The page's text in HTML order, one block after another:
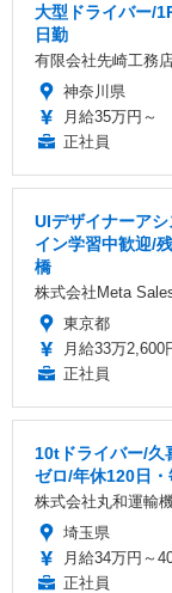
大型ドライバー/
日勤
有限会社先崎工務
神奈川県
月給35万円～
正社員
UIデザイナーア
イン学習中歓迎/
橋
株式会社Meta
東京都
月給33万2,600
正社員
10tドライバー/久
ゼロ/年休120日
株式会社丸和運輸
埼玉県
月給34万円～
正社員